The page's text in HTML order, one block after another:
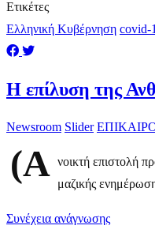
Ετικέτες
Ελληνική Κυβέρνηση covid-
​Η επίλυση της
Newsroom Slider
(Α νοικτή επιστολή
μαζικής
Συνέχεια ανάγνωσης